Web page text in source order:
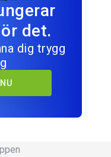
det.
dig trygg